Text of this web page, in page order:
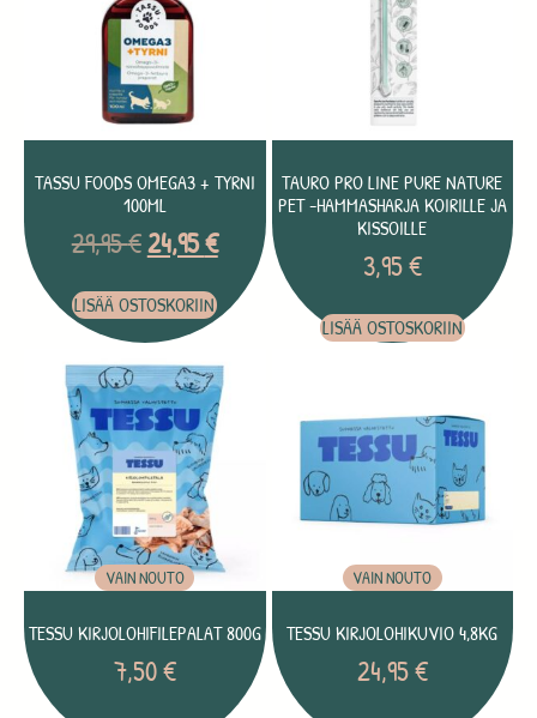
TASSU FOODS OMEGA3 + TYRNI
100ML
29,95€24,95€
LISÄÄ OSTOSKORIIN
TAURO PRO LINE PURE NATURE
PET -HAMMASHARJA KOIRILLE JA
KISSOILLE
3,95€
LISÄÄ OSTOSKORIIN
VAIN NOUTO
TESSU KIRJOLOHIFILEPALAT 800G
7,50€
VAIN NOUTO
TESSU KIRJOLOHIKUVIO 4,8KG
24,95€